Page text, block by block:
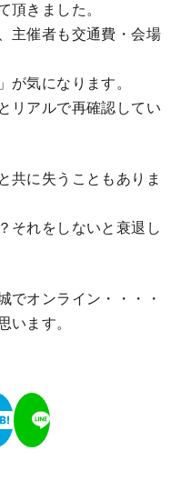
きました。
主催者も交通費・会場
気になります。
リアルで再確認してい
共に失うこともありま
それをしないと衰退し
でオンライン・・・・
ます。